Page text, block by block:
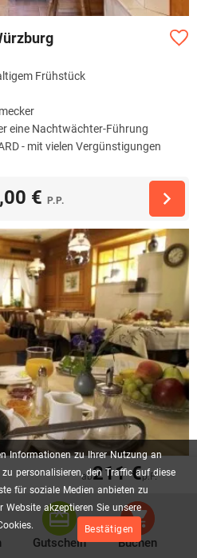
Informationen zu Ihrer Nutzung an
zu personalisieren, den Traffic auf diese
für soziale Medien anbieten zu
Website akzeptieren Sie unsere
Bestätigen
ab211 €p.P.
Gutschein Buchen
Frühstück
eine Nachtwächter-Führung
- mit vielen Vergünstigungen
€ P.P.
im romantischen
Kategorie